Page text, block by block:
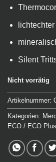
Silent
Nicht vorrätig
Artikelnummer:
Kategorien:
ECO / ECO